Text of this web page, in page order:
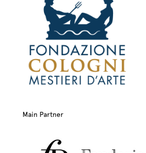
Main Partner